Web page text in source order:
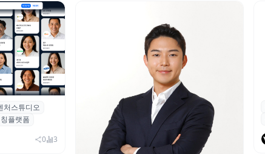
타트업 전문
시
처스튜디오
플랫폼
0 3